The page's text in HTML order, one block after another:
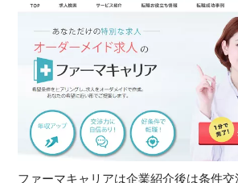
ファーマキャリアは企業紹介後は条件